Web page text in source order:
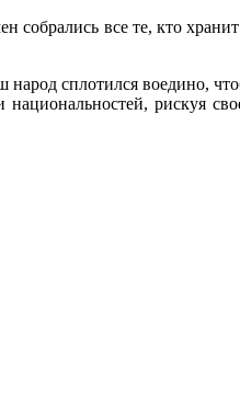
все те, кто
народ сплотился воедино,
рискуя